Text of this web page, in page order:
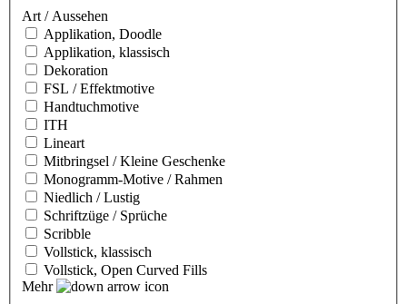
Art / Aussehen
Applikation, Doodle
Applikation, klassisch
Dekoration
FSL / Effektmotive
Handtuchmotive
ITH
Lineart
Mitbringsel / Kleine Geschenke
Monogramm-Motive / Rahmen
Niedlich / Lustig
Schriftzüge / Sprüche
Scribble
Vollstick, klassisch
Vollstick, Open Curved Fills
Mehr